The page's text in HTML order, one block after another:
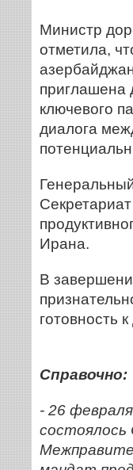
Министр
отметила,
приглашена
ключевого
диалога
Ирана.
В
готовность
Справочно:
- 26
состоялось